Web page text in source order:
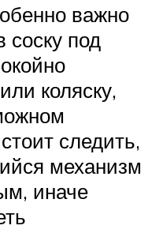
важно
соску под
коляску,
следить,
механизм
иначе